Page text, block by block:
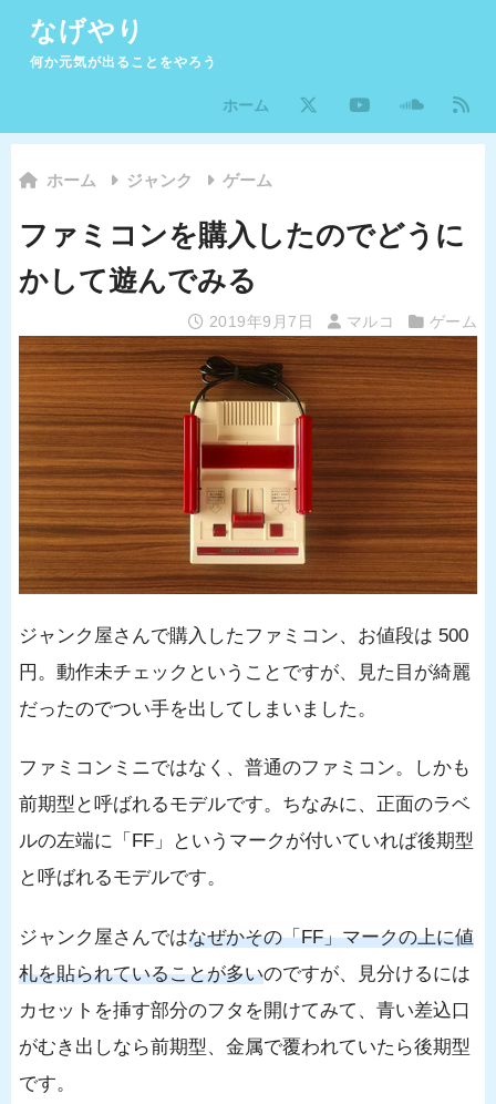
なげやり
何か元気が出ることをやろう
ホーム
ホーム ジャンク ゲーム
ファミコンを購入したのでどうに
かして遊んでみる
2019年9月7日 マルコ ゲーム
ジャンク屋さんで購入したファミコン、お値段は 500
円。動作未チェックということですが、見た目が綺麗
だったのでつい手を出してしまいました。
ファミコンミニではなく、普通のファミコン。しかも
前期型と呼ばれるモデルです。ちなみに、正面のラベ
ルの左端に「FF」というマークが付いていれば後期型
と呼ばれるモデルです。
ジャンク屋さんではなぜかその「FF」マークの上に値
札を貼られていることが多いのですが、見分けるには
カセットを挿す部分のフタを開けてみて、青い差込口
がむき出しなら前期型、金属で覆われていたら後期型
です。